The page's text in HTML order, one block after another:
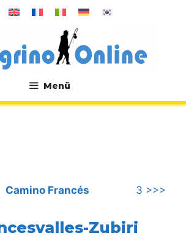
Menü
Camino Francés 3 >>>
Zubiri